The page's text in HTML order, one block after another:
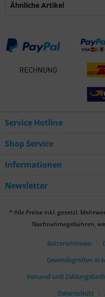
Ähnliche Artikel
Service Hotline
Shop Service
Informationen
Newsletter
* Alle Preise inkl. gesetzl.
Nachnahmegebühren,
Batteriehinweis
Gewindegrößen in
Versand und
Datenschutz